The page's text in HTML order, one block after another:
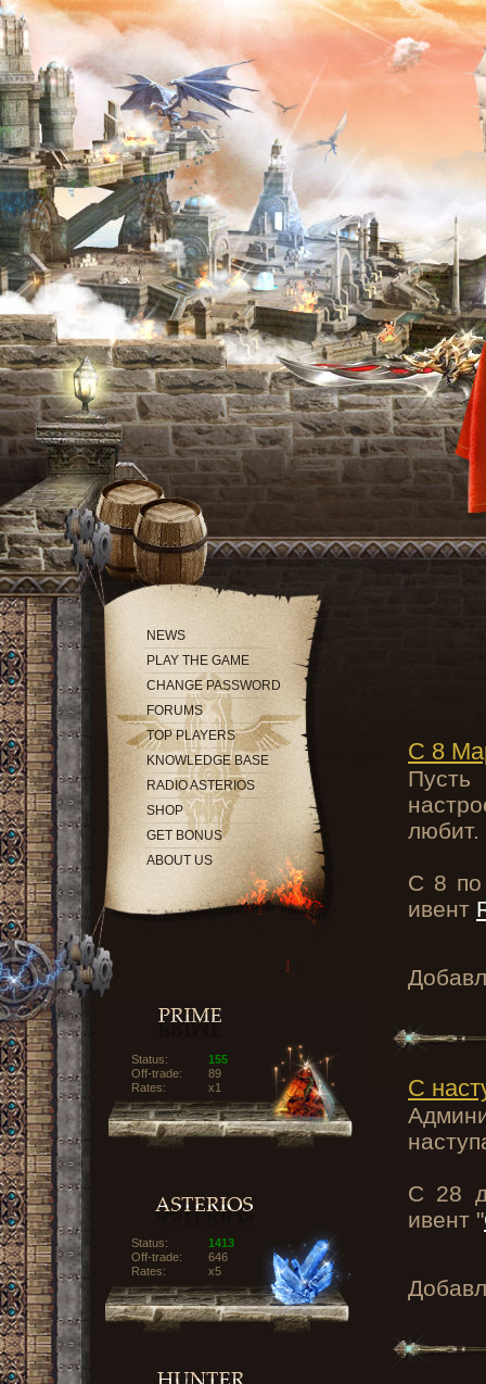
NEWS
PLAY THE GAME
CHANGE PASSWORD
FORUMS
TOP PLAYERS
KNOWLEDGE BASE
RADIO ASTERIOS
SHOP
GET BONUS
ABOUT US
Status:
155
Off-trade:
89
Rates:
x1
Status:
1413
Off-trade:
646
Rates:
x5
С 8
любит.
С 8 по
ивент
С
С 28
ивент "